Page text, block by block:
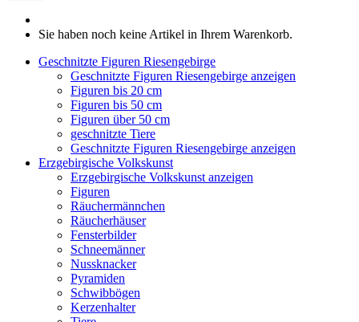
Sie haben noch keine Artikel in Ihrem Warenkorb.
Geschnitzte Figuren Riesengebirge
Geschnitzte Figuren Riesengebirge anzeigen
Figuren bis 20 cm
Figuren bis 50 cm
Figuren über 50 cm
geschnitzte Tiere
Geschnitzte Figuren Riesengebirge anzeigen
Erzgebirgische Volkskunst
Erzgebirgische Volkskunst anzeigen
Figuren
Räuchermännchen
Räucherhäuser
Fensterbilder
Schneemänner
Nussknacker
Pyramiden
Schwibbögen
Kerzenhalter